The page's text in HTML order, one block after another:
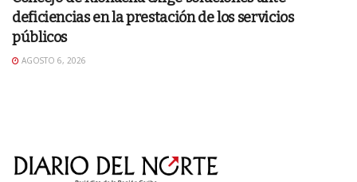
deficiencias en la prestación de los servicios
públicos
AGOSTO 6, 2026